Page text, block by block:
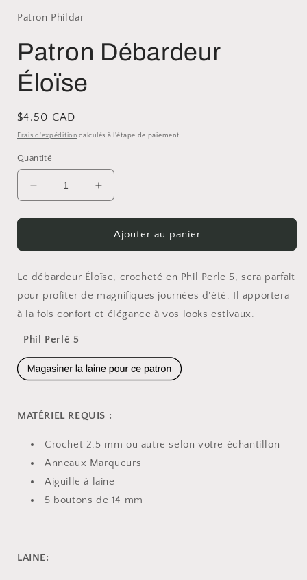
Patron Phildar
Patron Débardeur
Éloïse
Prix
habituel
$4.50 CAD
Frais d'expédition calculés à l'étape de paiement.
Quantité
Réduire
la
quantité
Patron
Éloïse
Augmenter
la
quantité
Patron
Éloïse
Ajouter au panier
Le débardeur Éloïse, crocheté en Phil Perle 5, sera parfait
pour profiter de magnifiques journées d'été. Il apportera
à la fois confort et élégance à vos looks estivaux.
Phil Perlé 5
MATÉRIEL REQUIS :
Crochet 2,5 mm ou autre selon votre échantillon
Anneaux Marqueurs
Aiguille à laine
5 boutons de 14 mm
LAINE: